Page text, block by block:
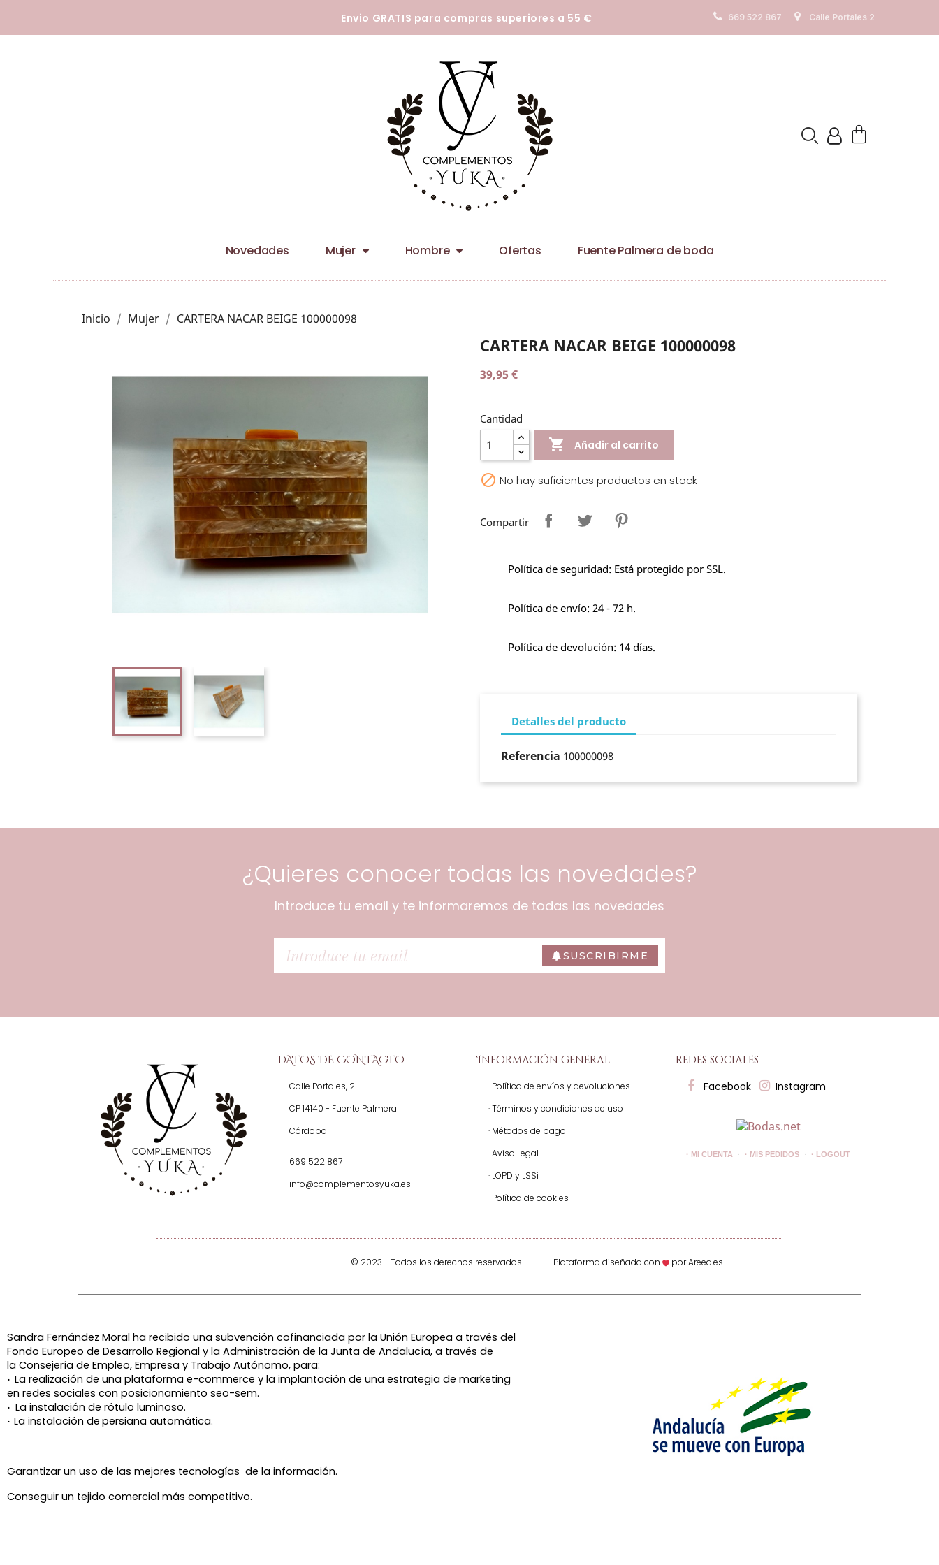
Esta tienda utiliza cookies y otras tecnologías para que podamos mejorar su experiencia en nuestros sitios. Ver Politica de cookies
Envio GRATIS para compras superiores a 55 € 669 522 867 Calle Portales 2
Novedades Mujer Hombre Ofertas Fuente Palmera de boda
Inicio Mujer CARTERA NACAR BEIGE 100000098
CARTERA NACAR BEIGE 100000098
39,95 €
Cantidad
 Añadir al carrito
 No hay suficientes productos en stock
Compartir
Política de seguridad: Está protegido por SSL.
Política de envío: 24 - 72 h.
Política de devolución: 14 días.
Detalles del producto
Referencia 100000098
¿Quieres conocer todas las novedades?
Introduce tu email y te informaremos de todas las novedades
SUSCRIBIRME
DATOS DE CONTACTO
Calle Portales, 2
CP 14140 - Fuente Palmera
Córdoba
669 522 867
info@complementosyuka.es
Información general
· Política de envíos y devoluciones
· Términos y condiciones de uso
· Métodos de pago
· Aviso Legal
· LOPD y LSSi
· Política de cookies
redes sociales
Facebook Instagram
· MI CUENTA · MIS PEDIDOS · LOGOUT
© 2023 - Todos los derechos reservados Plataforma diseñada con por Areea.es
Sandra Fernández Moral ha recibido una subvención cofinanciada por la Unión Europea a través del
Fondo Europeo de Desarrollo Regional y la Administración de la Junta de Andalucía, a través de
la Consejería de Empleo, Empresa y Trabajo Autónomo, para:
· La realización de una plataforma e-commerce y la implantación de una estrategia de marketing
en redes sociales con posicionamiento seo-sem.
· La instalación de rótulo luminoso.
· La instalación de persiana automática.
Garantizar un uso de las mejores tecnologías de la información.
Conseguir un tejido comercial más competitivo.